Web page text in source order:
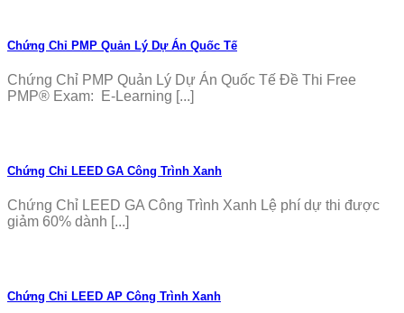
Chứng Chỉ PMP Quản Lý Dự Án Quốc Tế
Chứng Chỉ PMP Quản Lý Dự Án Quốc Tế Đề Thi Free
PMP® Exam: E-Learning [...]
Chứng Chỉ LEED GA Công Trình Xanh
Chứng Chỉ LEED GA Công Trình Xanh Lệ phí dự thi được
giảm 60% dành [...]
Chứng Chỉ LEED AP Công Trình Xanh